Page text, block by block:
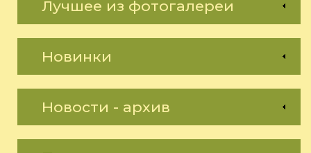
Лучшее из фотогалереи
Новинки
Новости - архив